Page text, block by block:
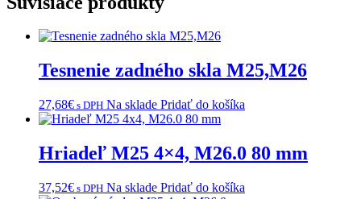
Tesnenie zadného skla M25,M26
27,68€ s DPH Na sklade Pridať do košíka
Hriadeľ M25 4×4, M26.0 80 mm
37,52€ s DPH Na sklade Pridať do košíka